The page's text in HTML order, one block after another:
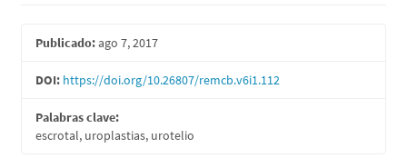
Barra
lateral
artículo
Publicado:ago 7, 2017
DOI: https://doi.org/10.26807/remcb.v6i1.112
Palabras clave:
escrotal, uroplastias, urotelio